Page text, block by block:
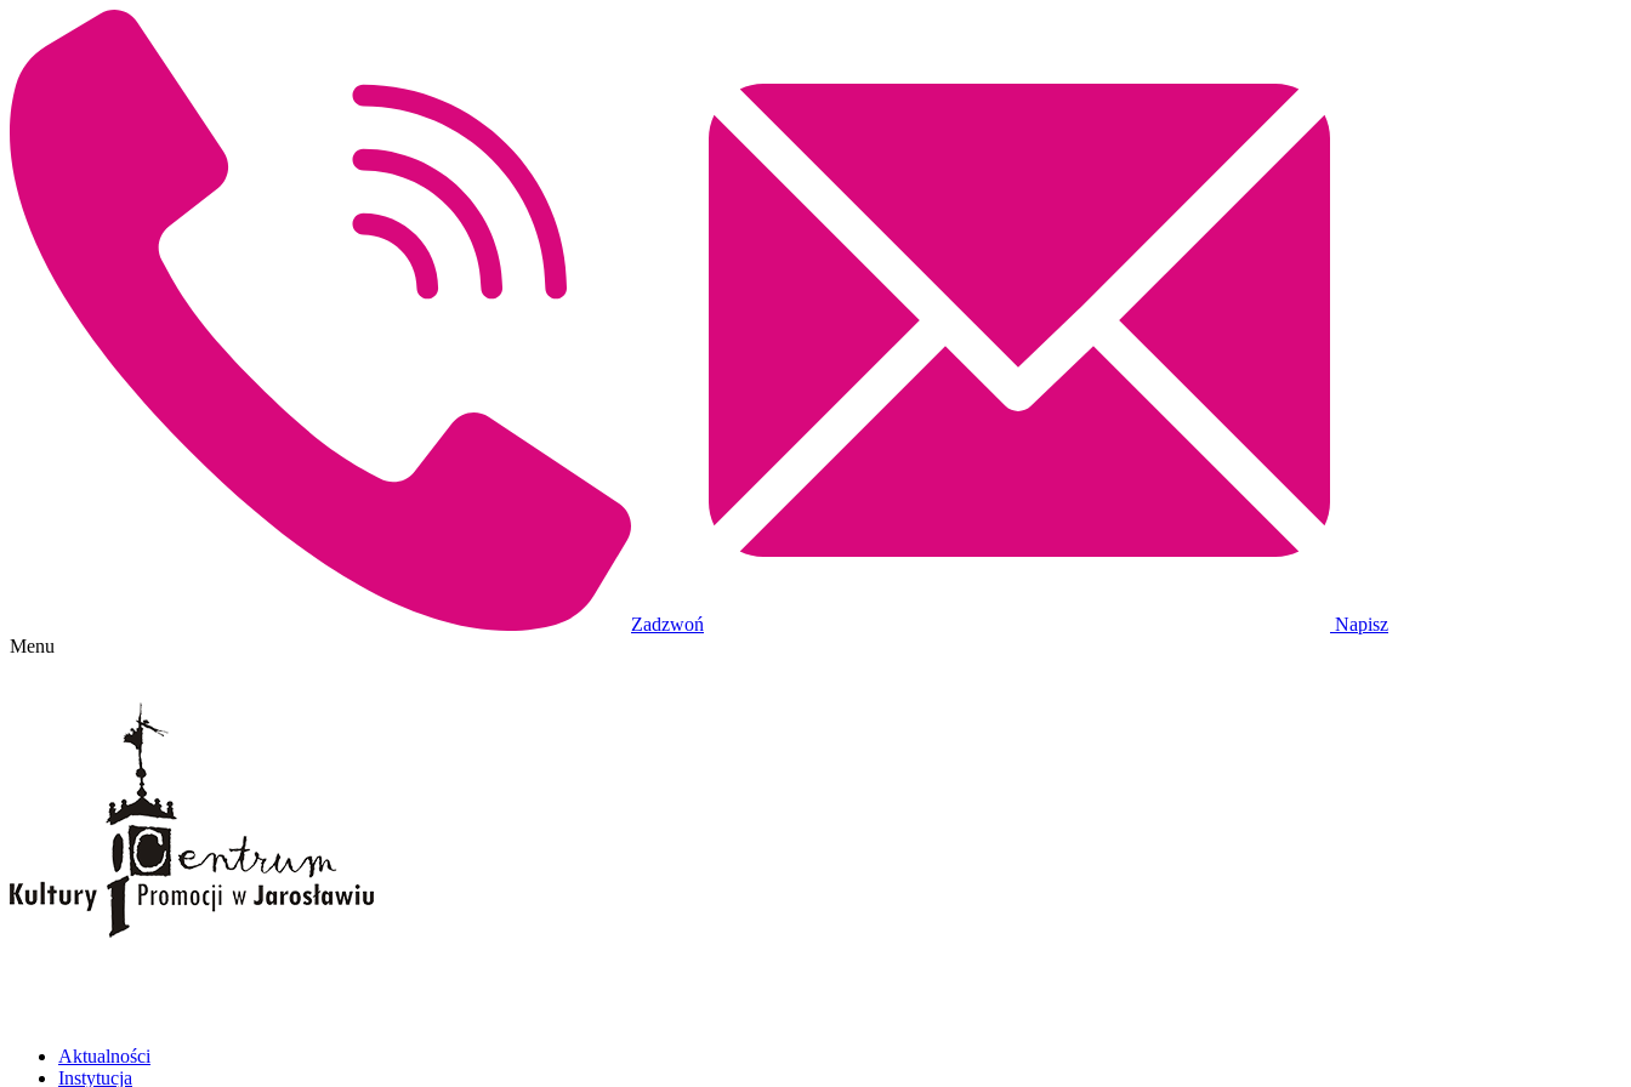
Zadzwoń
Napisz
Menu
Aktualności
Instytucja